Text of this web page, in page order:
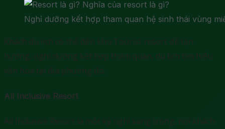
Nghỉ dưỡng kết hợp tham quan hệ sinh thái vùng
Khách du lịch có thể đến khu Tourist resort để tận
hưởng, nghỉ dưỡng kết hợp tham quan, du lịch tìm hiểu
văn hóa tại địa phương đó.
All Inclusive Resort
All Inclusive Resort là một kỳ nghỉ sang trọng, nơi khách